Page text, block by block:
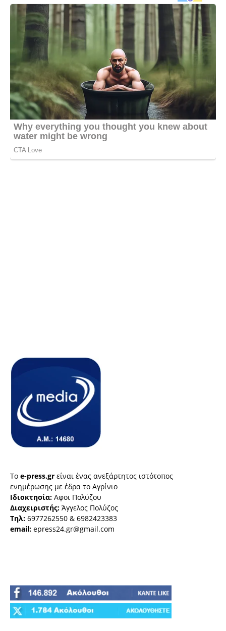
Το e-press.gr είναι ένας ανεξάρτητος ιστότοπος
ενημέρωσης με έδρα το Αγρίνιο
Ιδιοκτησία: Αφοι Πολύζου
Διαχειριστής: Άγγελος Πολύζος
Τηλ: 6977262550 & 6982423383
email: epress24.gr@gmail.com